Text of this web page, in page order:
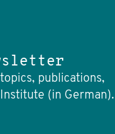
publications,
(in German).